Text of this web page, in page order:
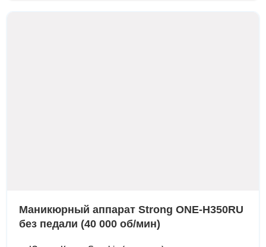
Маникюрный аппарат Strong ONE-H350RU
без педали (40 000 об/мин)